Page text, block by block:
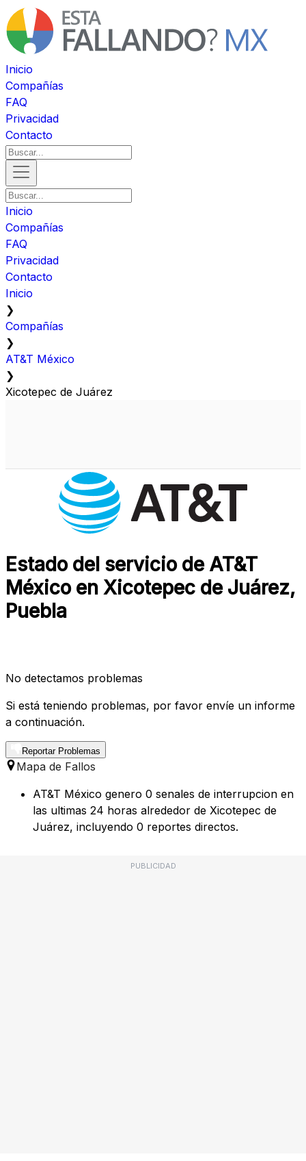
Inicio
Compañías
FAQ
Privacidad
Contacto
Inicio
Compañías
FAQ
Privacidad
Contacto
Inicio
❯
Compañías
❯
AT&T México
❯
Xicotepec de Juárez
Estado del servicio de AT&T
México en Xicotepec de Juárez,
Puebla
No detectamos problemas
Si está teniendo problemas, por favor envíe un informe
a continuación.
Reportar Problemas
Mapa de Fallos
AT&T México genero 0 senales de interrupcion en
las ultimas 24 horas alrededor de Xicotepec de
Juárez, incluyendo 0 reportes directos.
PUBLICIDAD